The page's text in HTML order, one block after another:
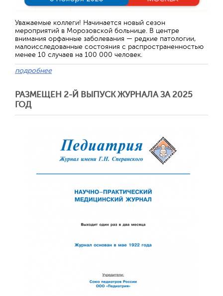
Уважаемые коллеги! Начинается новый сезон
мероприятий в Морозовской больнице. В центре
внимания орфанные заболевания — редкие патологии,
малоисследованные состояния с распространенностью
менее 10 случаев на 100 000 человек.
подробнее
РАЗМЕЩЕН 2-Й ВЫПУСК ЖУРНАЛА ЗА 2025
ГОД